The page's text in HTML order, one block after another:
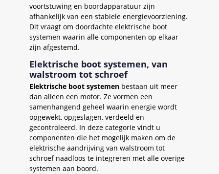
voortstuwing en boordapparatuur zijn
afhankelijk van een stabiele energievoorziening.
Dit vraagt om doordachte elektrische boot
systemen waarin alle componenten op elkaar
zijn afgestemd.
Elektrische boot systemen, van
walstroom tot schroef
Elektrische boot systemen bestaan uit meer
dan alleen een motor. Ze vormen een
samenhangend geheel waarin energie wordt
opgewekt, opgeslagen, verdeeld en
gecontroleerd. In deze categorie vindt u
componenten die het mogelijk maken om de
elektrische aandrijving van walstroom tot
schroef naadloos te integreren met alle overige
systemen aan boord.